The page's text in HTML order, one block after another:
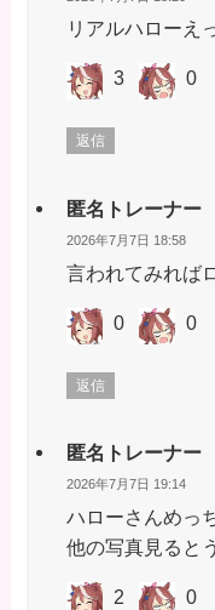
リアルハローえ
3 0
返信
匿名トレーナー
2026年7月7日 18:58
言われてみれば
0 0
返信
匿名トレーナー
2026年7月7日 19:14
ハローさんめっ
他の写真見る
2 0